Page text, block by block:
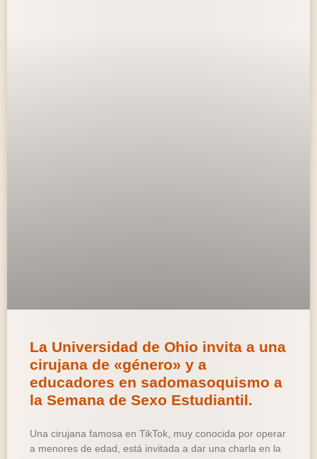
La Universidad de Ohio invita a una
cirujana de «género» y a
educadores en sadomasoquismo a
la Semana de Sexo Estudiantil.
Una cirujana famosa en TikTok, muy conocida por operar
a menores de edad, está invitada a dar una charla en la